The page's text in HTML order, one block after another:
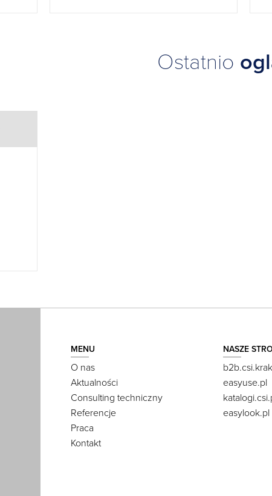
Ostatnio
MENU
O nas
Aktualności
Consulting techniczny
Referencje
Praca
Kontakt
NASZE
easyuse.pl
easylook.pl